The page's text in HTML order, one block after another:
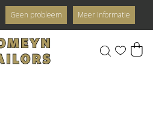
Geen probleem Meer informatie
0